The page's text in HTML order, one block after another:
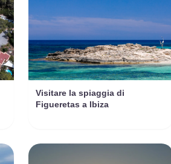
Visitare la spiaggia di
Figueretas a Ibiza